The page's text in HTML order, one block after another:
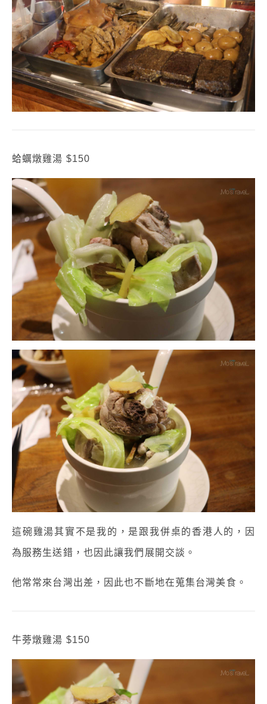
蛤蠣燉雞湯 $150
這碗雞湯其實不是我的，是跟我併桌的香港人的， 因
為服務生送錯，也因此讓我們展開交談。
他常常來台灣出差，因此也不斷地在蒐集台灣美食。
牛蒡燉雞湯 $150